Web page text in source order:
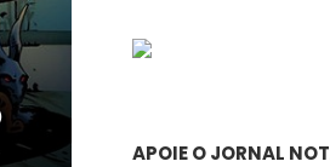
APOIE O JORNAL